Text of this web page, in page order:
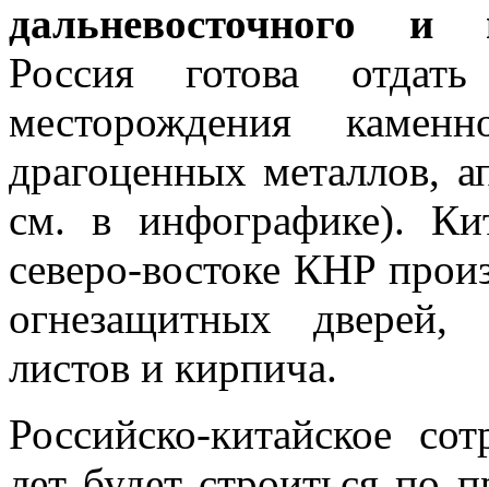
дальневосточного и
Россия готова
месторождения
драгоценных металлов,
см. в инфографике).
северо-востоке КНР
огнезащитных
листов и кирпича.
Российско-китайское